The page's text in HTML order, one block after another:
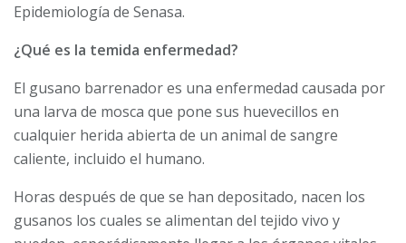
Epidemiología de Senasa.
¿Qué es la temida enfermedad?
El gusano barrenador es una enfermedad causada por
una larva de mosca que pone sus huevecillos en
cualquier herida abierta de un animal de sangre
caliente, incluido el humano.
Horas después de que se han depositado, nacen los
gusanos los cuales se alimentan del tejido vivo y